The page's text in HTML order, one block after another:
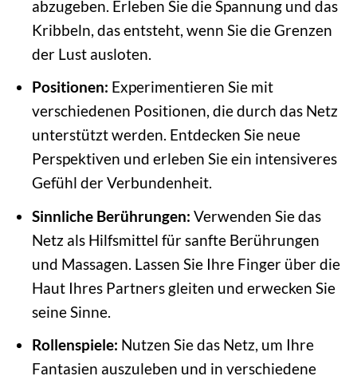
abzugeben. Erleben Sie die Spannung und das
Kribbeln, das entsteht, wenn Sie die Grenzen
der Lust ausloten.
Positionen: Experimentieren Sie mit
verschiedenen Positionen, die durch das Netz
unterstützt werden. Entdecken Sie neue
Perspektiven und erleben Sie ein intensiveres
Gefühl der Verbundenheit.
Sinnliche Berührungen: Verwenden Sie das
Netz als Hilfsmittel für sanfte Berührungen
und Massagen. Lassen Sie Ihre Finger über die
Haut Ihres Partners gleiten und erwecken Sie
seine Sinne.
Rollenspiele: Nutzen Sie das Netz, um Ihre
Fantasien auszuleben und in verschiedene